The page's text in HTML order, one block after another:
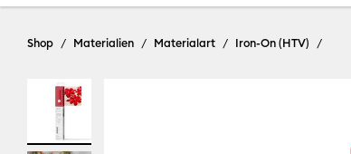
Shop Materialien Materialart Iron-On (HTV)